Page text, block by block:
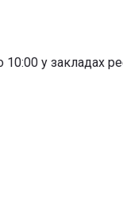
у закладах